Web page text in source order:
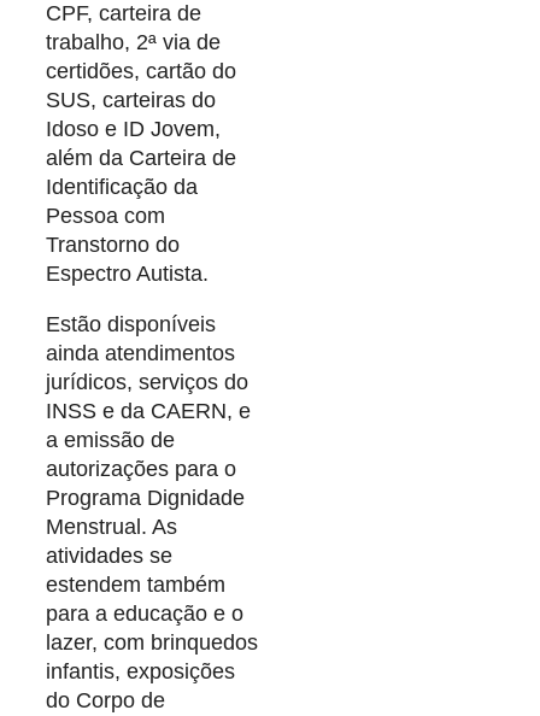
CPF, carteira de
trabalho, 2ª via de
certidões, cartão do
SUS, carteiras do
Idoso e ID Jovem,
além da Carteira de
Identificação da
Pessoa com
Transtorno do
Espectro Autista.
Estão disponíveis
ainda atendimentos
jurídicos, serviços do
INSS e da CAERN, e
a emissão de
autorizações para o
Programa Dignidade
Menstrual. As
atividades se
estendem também
para a educação e o
lazer, com brinquedos
infantis, exposições
do Corpo de